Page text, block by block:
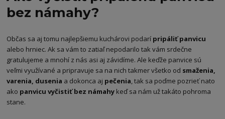
bez námahy?
Občas sa aj tomu najlepšiemu kuchárovi podarí pripáliť panvicu
alebo hrniec. Ak sa vám to zatiaľ nepodarilo tak vám srdečne
gratulujeme a mnohí z nás asi aj závidíme. Ale keďže panvice sú
veľmi využívané a pripravuje sa na nich takmer všetko od smaženia,
varenia, dusenia a dokonca aj pečenia, tak sa poďme pozrieť nato
ako panvicu vyčistiť bez námahy keď sa nám už takáto pohroma
stane.